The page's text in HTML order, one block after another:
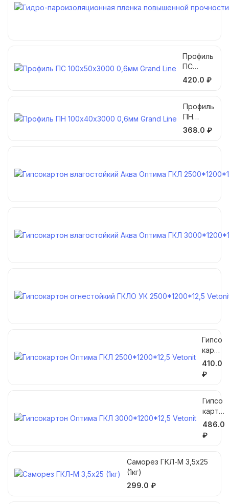
Профиль
ПС
100х50х
Grand
Line
420.0 ₽
Профиль
ПН
100х40х
368.0 ₽
Гипсо
карт
он
Опти
2500
*1200
*12,5
Veton
410.0
₽
Гипсо
карто
н
Опти
3000*
486.0
₽
Саморез ГКЛ-М 3,5х25
(1кг)
299.0 ₽